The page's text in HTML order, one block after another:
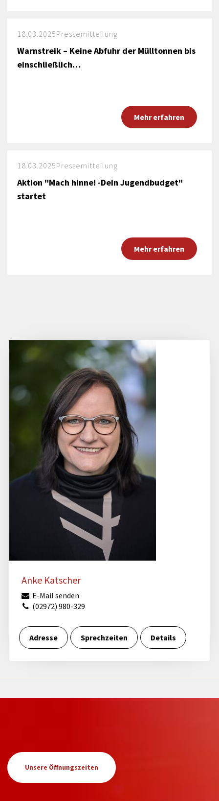
18.03.2025Pressemitteilung
Warnstreik – Keine Abfuhr der Mülltonnen bis
einschließlich…
Mehr erfahren
18.03.2025Pressemitteilung
Aktion "Mach hinne! -Dein Jugendbudget"
startet
Mehr erfahren
Anke Katscher
E-Mail senden
(02972) 980-329
Adresse Sprechzeiten Details
Unsere Öffnungszeiten